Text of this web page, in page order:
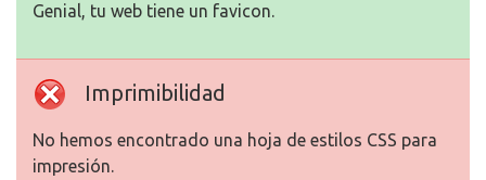
Genial, tu web tiene un favicon.
Imprimibilidad
No hemos encontrado una hoja de estilos CSS para
impresión.